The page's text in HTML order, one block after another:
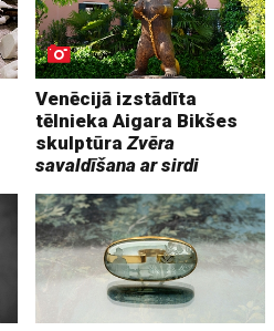
Venēcijā izstādīta
tēlnieka Aigara Bikšes
skulptūraZvēra
savaldīšana ar sirdi